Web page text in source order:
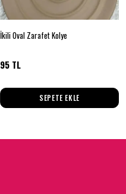
İkili Oval Zarafet Kolye
95 TL
SEPETE EKLE